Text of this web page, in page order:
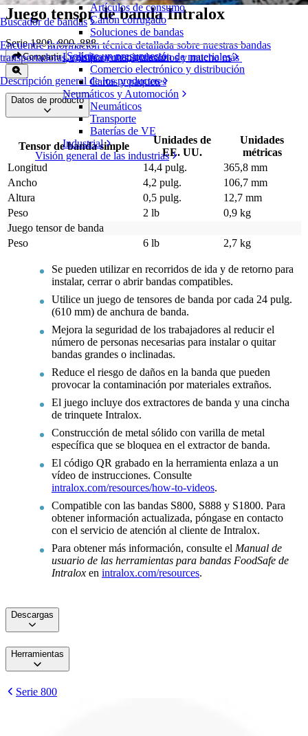
Buscador de bandas
Encuentre Información técnica detallada sobre nuestras bandas
transportadoras, componentes, accesorios y mucho más
Descripción general de los productos
Artículos de consumo
Cartón corrugado
Soluciones de bandas
Logística y manipulación de materiales
Comercio electrónico y distribución
Cartas y paquetes
Neumáticos y Automoción
Neumáticos
Transporte
Baterías de VE
Industrial
Visión general de las industrias
Juego tensor de banda Intralox
Serie 1800, 800, 888
Compartir Solicite un presupuesto
Datos de producto
Tensor de banda simple
Unidades de
EE. UU.
Unidades
métricas
Longitud
14,4 pulg.
365,8 mm
Ancho
4,2 pulg.
106,7 mm
Altura
0,5 pulg.
12,7 mm
Peso
2 lb
0,9 kg
Juego tensor de banda
Peso
6 lb 2,7 kg
Se pueden utilizar en recorridos de ida y de retorno para
instalar, cerrar o abrir bandas compatibles.
Utilice un juego de tensores de banda por cada 24 pulg.
(610 mm) de anchura de banda.
Mejora la seguridad de los trabajadores al reducir el
número de personas necesarias para instalar o quitar
bandas grandes o inclinadas.
Reduce el riesgo de daños en la banda que pueden
provocar la contaminación por materiales extraños.
El juego incluye dos extractores de banda y una cincha
de trinquete Intralox.
Construcción de metal sólido con varilla de metal
específica que se bloquea en el extractor de banda.
El código QR grabado en la herramienta enlaza a un
vídeo de instrucciones. Consulte
intralox.com/resources/how-to-videos.
Compatible con las bandas S800, S888 y S1800. Para
obtener información actualizada, póngase en contacto
con el servicio de atención al cliente de Intralox.
Para obtener más información, consulte el Manual de
usuario de las herramientas para bandas FoodSafe de
Intralox en intralox.com/resources.
Descargas
Herramientas
Serie 800